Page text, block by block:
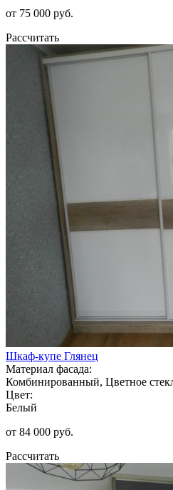
от 75 000 руб.
Рассчитать
Шкаф-купе Глянец
Материал фасада:
Комбинированный, Цветное
Цвет:
Белый
от 84 000 руб.
Рассчитать